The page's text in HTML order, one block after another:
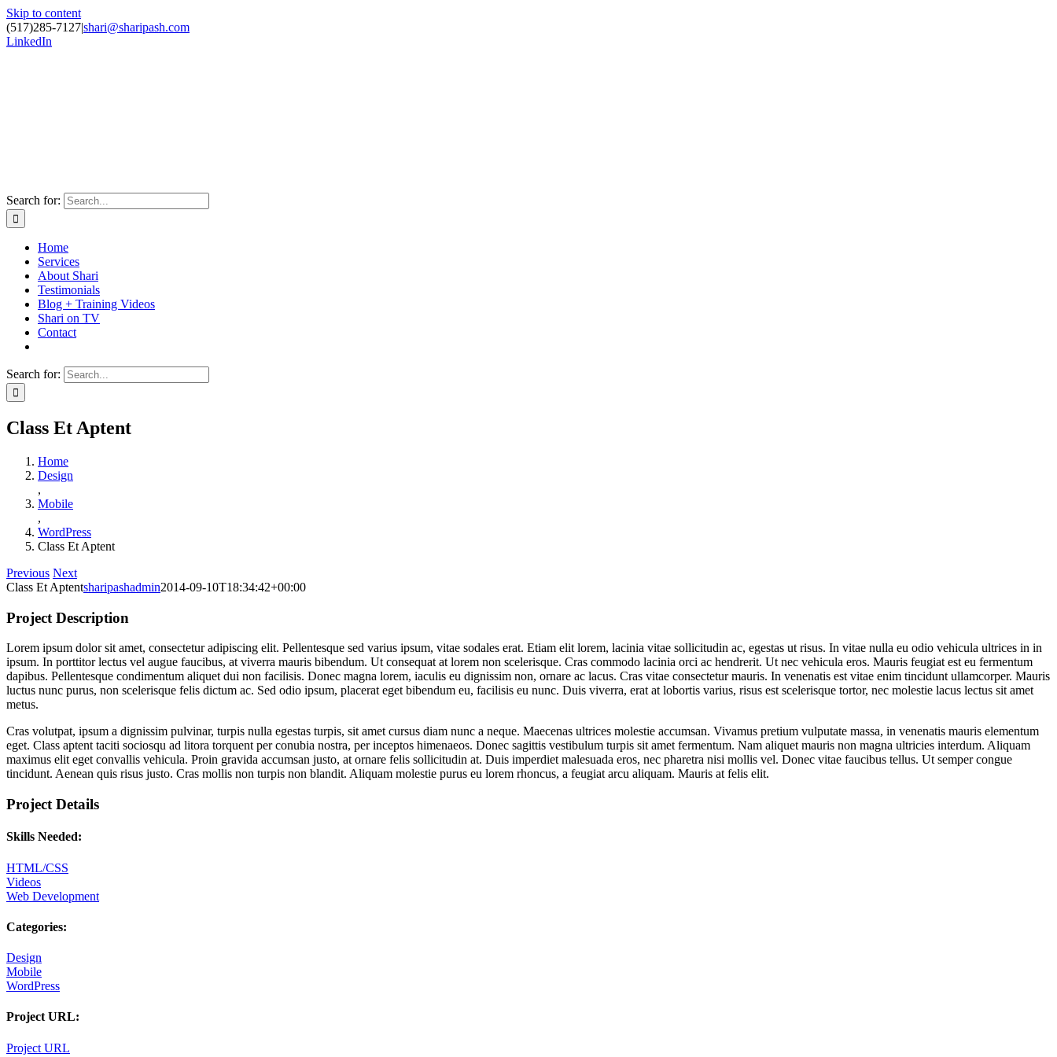
Skip to content
(517)285-7127|shari@sharipash.com
LinkedIn
Search for:
Home
Services
About Shari
Testimonials
Blog + Training Videos
Shari on TV
Contact
Search for:
Class Et Aptent
Home
Design
,
Mobile
,
WordPress
Class Et Aptent
Previous Next
Class Et Aptentsharipashadmin2014-09-10T18:34:42+00:00
Project Description
Lorem ipsum dolor sit amet, consectetur adipiscing elit. Pellentesque sed varius ipsum, vitae sodales erat. Etiam elit lorem, lacinia vitae sollicitudin ac, egestas ut risus. In vitae nulla eu odio vehicula ultrices in in
ipsum. In porttitor lectus vel augue faucibus, at viverra mauris bibendum. Ut consequat at lorem non scelerisque. Cras commodo lacinia orci ac hendrerit. Ut nec vehicula eros. Mauris feugiat est eu fermentum
dapibus. Pellentesque condimentum aliquet dui non facilisis. Donec magna lorem, iaculis eu dignissim non, ornare ac lacus. Cras vitae consectetur mauris. In venenatis est vitae enim tincidunt ullamcorper. Mauris
luctus nunc purus, non scelerisque felis dictum ac. Sed odio ipsum, placerat eget bibendum eu, facilisis eu nunc. Duis viverra, erat at lobortis varius, risus est scelerisque tortor, nec molestie lacus lectus sit amet
metus.
Cras volutpat, ipsum a dignissim pulvinar, turpis nulla egestas turpis, sit amet cursus diam nunc a neque. Maecenas ultrices molestie accumsan. Vivamus pretium vulputate massa, in venenatis mauris elementum
eget. Class aptent taciti sociosqu ad litora torquent per conubia nostra, per inceptos himenaeos. Donec sagittis vestibulum turpis sit amet fermentum. Nam aliquet mauris non magna ultricies interdum. Aliquam
maximus elit eget convallis vehicula. Proin gravida accumsan justo, at ornare felis sollicitudin at. Duis imperdiet malesuada eros, nec pharetra nisi mollis vel. Donec vitae faucibus tellus. Ut semper congue
tincidunt. Aenean quis risus justo. Cras mollis non turpis non blandit. Aliquam molestie purus eu lorem rhoncus, a feugiat arcu aliquam. Mauris at felis elit.
Project Details
Skills Needed:
HTML/CSS
Videos
Web Development
Categories:
Design
Mobile
WordPress
Project URL:
Project URL